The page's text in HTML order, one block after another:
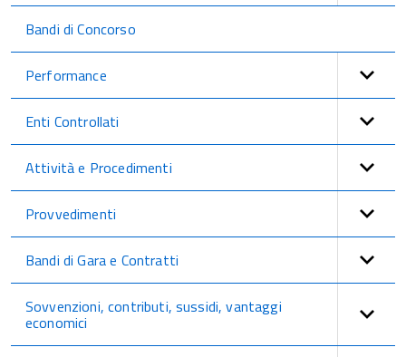
Bandi di Concorso
Performance
Enti Controllati
Attività e Procedimenti
Provvedimenti
Bandi di Gara e Contratti
Sovvenzioni, contributi, sussidi, vantaggi
economici